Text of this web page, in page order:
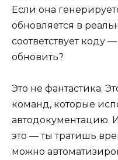
Если она
обновляется в
соответствует коду
обновить?
Это не фантастика.
команд, которые
автодокументацию.
это — ты тратишь
можно